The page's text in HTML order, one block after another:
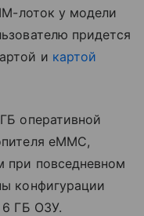
лоток у модели
придется
и картой
оперативной
eMMC,
при повседневном
конфигурации
6 ГБ ОЗУ.